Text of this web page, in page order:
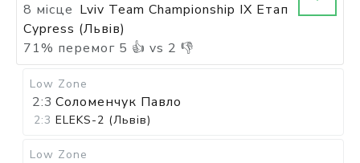
8 місце Lviv Team Championship IX Етап
Cypress (Львів)
71% перемог 5 👍 vs 2 👎
Low Zone
2:3 Соломенчук Павло
2:3 ELEKS-2 (Львів)
Low Zone